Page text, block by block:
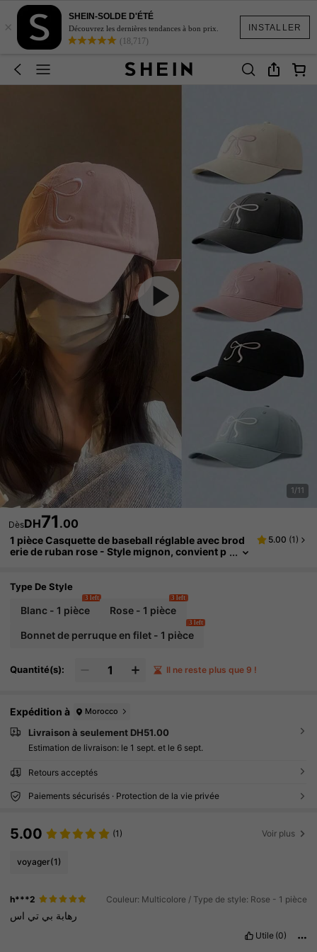
INSTALLER
×
SHEIN-SOLDE D'ÉTÉ
Découvrez les dernières tendances à bon prix.
(18,717)
1/11
DèsDH71 .00
1 pièce Casquette de baseball réglable avec brod
erie de ruban rose - Style mignon, convient p
parfait pour les femmes, casquette de baseball br
5.00 (1 )
Type De Style
Blanc - 1 pièce
3 left
Rose - 1 pièce
3 left
Bonnet de perruque en filet - 1 pièce
3 left
Quantité(s): Il ne reste plus que 9 !
Expédition à Morocco
Livraison à seulement DH51.00
Estimation de livraison: le 1 sept. et le 6 sept.
Retours acceptés
Paiements sécurisés · Protection de la vie privée
5.00 (1) Voir plus
voyager(1)
h***2 Couleur: Multicolore / Type de style: Rose - 1 pièce
رهابة بي تي اس
Utile (0)